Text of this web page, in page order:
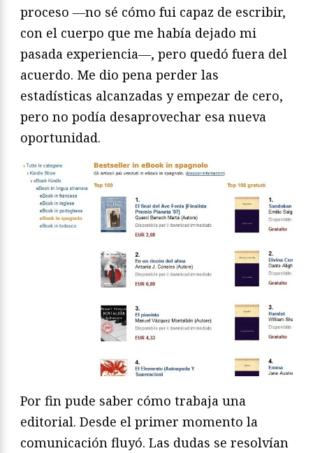
proceso ―no sé cómo fui capaz de escribir,
con el cuerpo que me había dejado mi
pasada experiencia―, pero quedó fuera del
acuerdo. Me dio pena perder las
estadísticas alcanzadas y empezar de cero,
pero no podía desaprovechar esa nueva
oportunidad.
Por fin pude saber cómo trabaja una
editorial. Desde el primer momento la
comunicación fluyó. Las dudas se resolvían